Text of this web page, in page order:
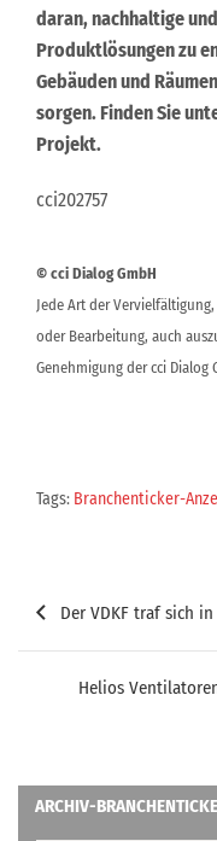
daran, nachhaltige
Produktlösungen zu
Gebäuden und
sorgen. Finden Sie
Projekt.
cci202757
© cci Dialog GmbH
Jede Art der
oder Bearbeitung, auch
Genehmigung der cci Dialog
Tags: Branchenticker-
Der VDKF traf sich
Helios
ARCHIV-